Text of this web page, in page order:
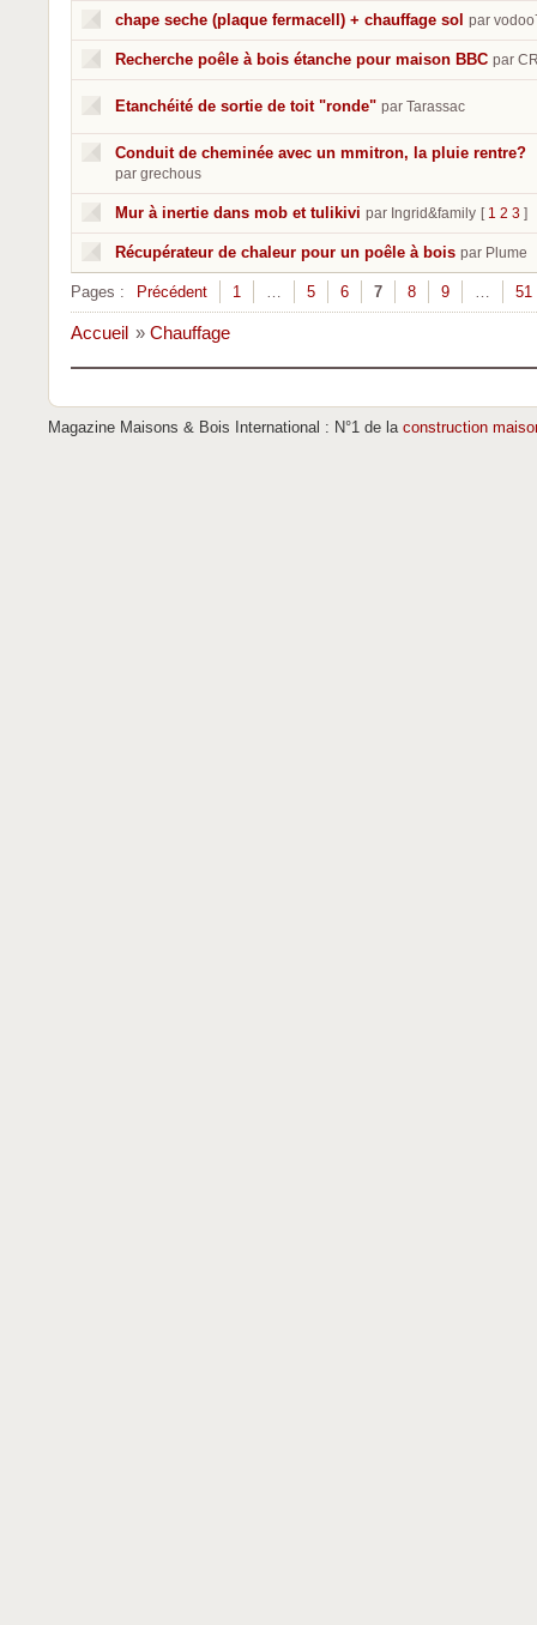
chape seche (plaque fermacell) + chauffage sol par
Recherche poêle à bois étanche pour maison BBC par
Etanchéité de sortie de toit "ronde" par Tarassac
Conduit de cheminée avec un mmitron, la pluie rentre?
par grechous
Mur à inertie dans mob et tulikivi par Ingrid&family [ 1 2 3 ]
Récupérateur de chaleur pour un poêle à bois par Plume
Pages : Précédent 1 … 5 6 7 8 9 … 51
Accueil » Chauffage
Magazine Maisons & Bois International : N°1 de la construction